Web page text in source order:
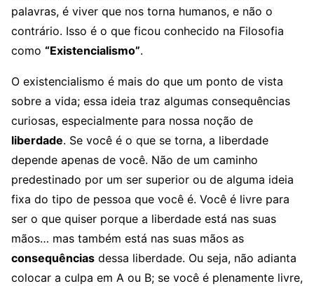
palavras, é viver que nos torna humanos, e não o
contrário. Isso é o que ficou conhecido na Filosofia
como “Existencialismo”.
O existencialismo é mais do que um ponto de vista
sobre a vida; essa ideia traz algumas consequências
curiosas, especialmente para nossa noção de
liberdade. Se você é o que se torna, a liberdade
depende apenas de você. Não de um caminho
predestinado por um ser superior ou de alguma ideia
fixa do tipo de pessoa que você é. Você é livre para
ser o que quiser porque a liberdade está nas suas
mãos… mas também está nas suas mãos as
consequências dessa liberdade. Ou seja, não adianta
colocar a culpa em A ou B; se você é plenamente livre,